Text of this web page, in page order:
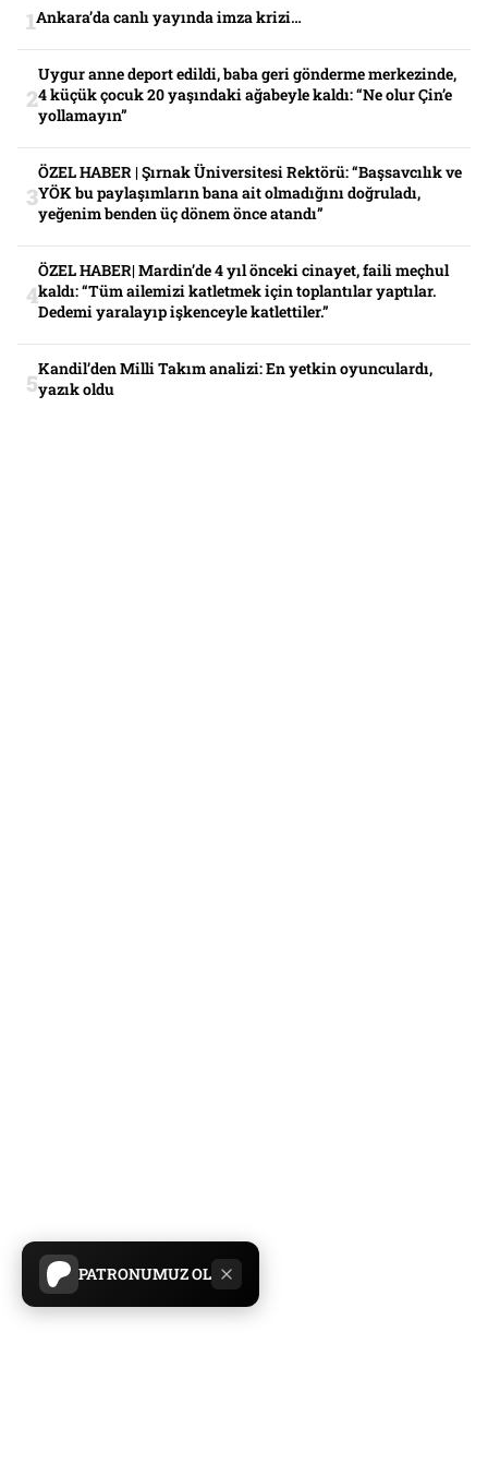
PATRONUMUZ OL
Ankara’da canlı yayında imza krizi…
Uygur anne deport edildi, baba geri gönderme merkezinde,
4 küçük çocuk 20 yaşındaki ağabeyle kaldı: “Ne olur Çin’e
yollamayın”
ÖZEL HABER | Şırnak Üniversitesi Rektörü: “Başsavcılık ve
YÖK bu paylaşımların bana ait olmadığını doğruladı,
yeğenim benden üç dönem önce atandı”
ÖZEL HABER| Mardin’de 4 yıl önceki cinayet, faili meçhul
kaldı: “Tüm ailemizi katletmek için toplantılar yaptılar.
Dedemi yaralayıp işkenceyle katlettiler.”
Kandil’den Milli Takım analizi: En yetkin oyunculardı,
yazık oldu